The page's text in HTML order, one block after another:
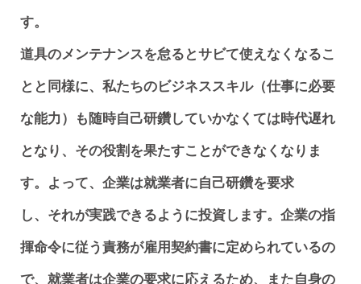
す。
道具のメンテナンスを怠るとサビて使えなくなるこ
とと同様に、私たちのビジネススキル（仕事に必要
な能力）も随時自己研鑽していかなくては時代遅れ
となり、その役割を果たすことができなくなりま
す。よって、企業は就業者に自己研鑽を要求
し、それが実践できるように投資します。企業の指
揮命令に従う責務が雇用契約書に定められているの
で、就業者は企業の要求に応えるため、また自身の